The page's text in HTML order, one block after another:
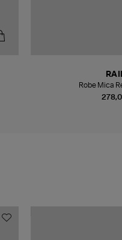
Robe Mica